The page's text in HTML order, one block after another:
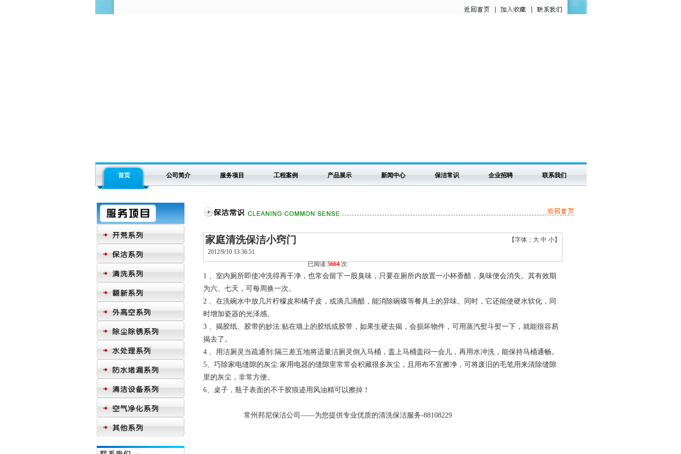
首页 公司简介 服务项目 工程案例 产品展示 新闻中心 保洁常识 企业招聘 联系我们
家庭清洗保洁小窍门 【字体： 大 中 小】
2012/9/10 13:36:51
已阅读5664次
1 、室内厕所即使冲洗得再干净，也常会留下一股臭味，只要在厕所内放置一小杯香醋，臭味便会消失。其有效期
为六、七天，可每周换一次。
2 、在洗碗水中放几片柠檬皮和橘子皮，或滴几滴醋，能消除碗碟等餐具上的异味。同时，它还能使硬水软化，同
时增加瓷器的光泽感。
3 、揭胶纸、胶带的妙法:贴在墙上的胶纸或胶带，如果生硬去揭，会损坏物件，可用蒸汽熨斗熨一下，就能很容易
揭去了。
4 、用洁厕灵当疏通剂 : 隔三差五地将适量洁厕灵倒入马桶，盖上马桶盖闷一会儿，再用水冲洗，能保持马桶通畅。
5、巧除家电缝隙的灰尘:家用电器的缝隙里常常会积藏很多灰尘，且用布不宜擦净，可将废旧的毛笔用来清除缝隙
里的灰尘，非常方便。
6、桌子，瓶子表面的不干胶痕迹用风油精可以擦掉！
常州邦尼保洁公司——为您提供专业优质的清洗保洁服务-88108229